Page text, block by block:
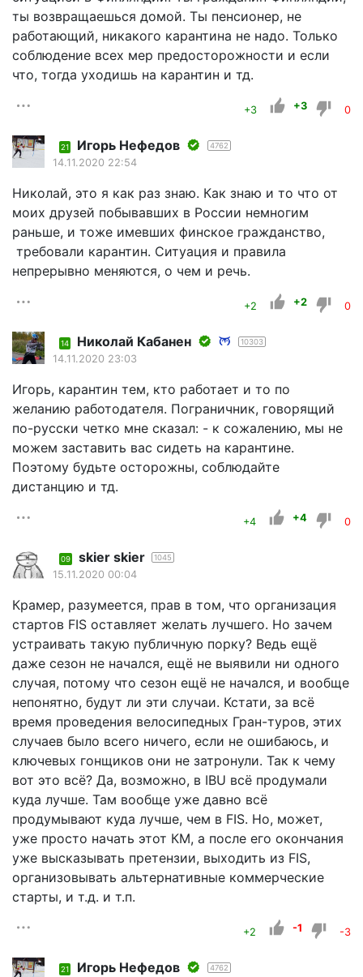
ты возвращаешься домой. Ты пенсионер, не
работающий, никакого карантина не надо. Только
соблюдение всех мер предосторожности и если
что, тогда уходишь на карантин и тд.
+3 +3 0
21 Игорь Нефедов 4762
14.11.2020 22:54
Николай, это я как раз знаю. Как знаю и то что от
моих друзей побывавших в России немногим
раньше, и тоже имевших финское гражданство,
требовали карантин. Ситуация и правила
непрерывно меняются, о чем и речь.
+2 +2 0
14 Николай Кабанен 10303
14.11.2020 23:03
Игорь, карантин тем, кто работает и то по
желанию работодателя. Пограничник, говорящий
по-русски четко мне сказал: - к сожалению, мы не
можем заставить вас сидеть на карантине.
Поэтому будьте осторожны, соблюдайте
дистанцию и тд.
+4 +4 0
09 skier skier 1045
15.11.2020 00:04
Крамер, разумеется, прав в том, что организация
стартов FIS оставляет желать лучшего. Но зачем
устраивать такую публичную порку? Ведь ещё
даже сезон не начался, ещё не выявили ни одного
случая, потому что сезон ещё не начался, и вообще
непонятно, будут ли эти случаи. Кстати, за всё
время проведения велосипедных Гран-туров, этих
случаев было всего ничего, если не ошибаюсь, и
ключевых гонщиков они не затронули. Так к чему
вот это всё? Да, возможно, в IBU всё продумали
куда лучше. Там вообще уже давно всё
продумывают куда лучше, чем в FIS. Но, может,
уже просто начать этот КМ, а после его окончания
уже высказывать претензии, выходить из FIS,
организовывать альтернативные коммерческие
старты, и т.д. и т.п.
+2 -1 -3
21 Игорь Нефедов 4762